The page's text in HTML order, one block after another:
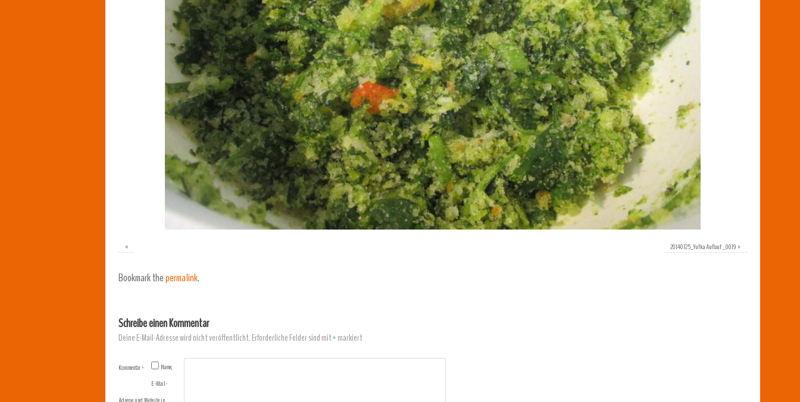
« 20140725_Yufka Auflauf _0019 »
Bookmark thepermalink.
Schreibe einen Kommentar
Deine E-Mail-Adresse wird nicht veröffentlicht.Erforderliche Felder sind mit*markiert
Kommentar*
Name,
E-Mail-